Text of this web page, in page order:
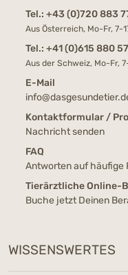
Tel.: +43 (0)720 883
Aus Österreich, Mo-Fr, 7-
Tel.: +41 (0)615 880
Aus der Schweiz, Mo-Fr,
E-Mail
Kontaktformular /
Nachricht senden
FAQ
Antworten auf häufige
Tierärztliche Online-
Buche jetzt Deinen
WISSENSWERTES